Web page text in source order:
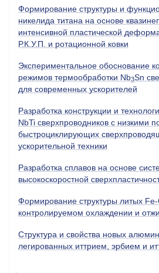
Формирование структуры и
никелида титана на основе
интенсивной пластической
Р.К.У.П. и ротационной ковки
Экспериментальное обоснование
режимов термообработки Nb3Sn
для современных ускорителей
Разработка конструкции и
NbTi сверхпроводников с низкими
быстроциклирующих
ускорительной техники
Разработка сплавов на основе
высокоскоростной
Формирование структуры литых
контролируемом охлаждении и
Структура и свойства новых
легированных иттрием, эрбием и